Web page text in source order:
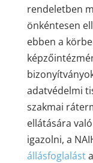
rendeletben
önkéntesen
ebben a
adatvédelmi
szakmai
ellátására
igazolni, a
állásfoglalást